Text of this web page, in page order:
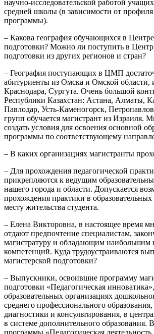
научно-исследовательской работой
средней школы (в зависимости от профиля
программы).
– Какова география обучающихся в
подготовки? Можно ли поступить в Центр
подготовки из других регионов и стран?
– География поступающих в ЦМП
абитуриенты из Омска и Омской области,
Краснодара, Сургута. Очень большой
Республики Казахстан: Астана, Алматы,
Павлодар, Усть-Каменогорск,
групп обучается магистрант из Израиля.
создать условия для освоения основной
программы по соответствующему
– В каких организациях магистранты
– Для прохождения педагогической
прикрепляются к ведущим
нашего города и области. Допускается
прохождения практики в
месту жительства студента.
– Елена Викторовна, в настоящее время
отдают предпочтение специалистам,
магистратуру и обладающим наибольшим
компетенций. Куда трудоустраиваются
магистерской подготовки?
– Выпускники, освоившие программу
подготовки «Педагогическая
образовательных организациях
среднего профессионального
диагностики и консультирования, в
в системе дополнительного образования.